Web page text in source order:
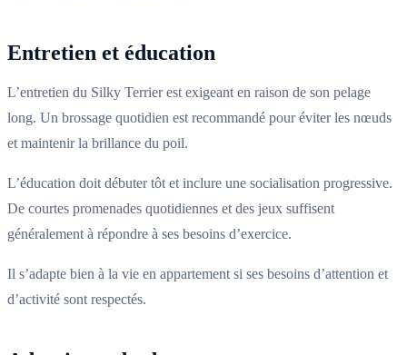
Entretien et éducation
L’entretien du Silky Terrier est exigeant en raison de son pelage
long. Un brossage quotidien est recommandé pour éviter les nœuds
et maintenir la brillance du poil.
L’éducation doit débuter tôt et inclure une socialisation progressive.
De courtes promenades quotidiennes et des jeux suffisent
généralement à répondre à ses besoins d’exercice.
Il s’adapte bien à la vie en appartement si ses besoins d’attention et
d’activité sont respectés.